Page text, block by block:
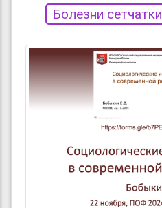
Болезни сетчатки